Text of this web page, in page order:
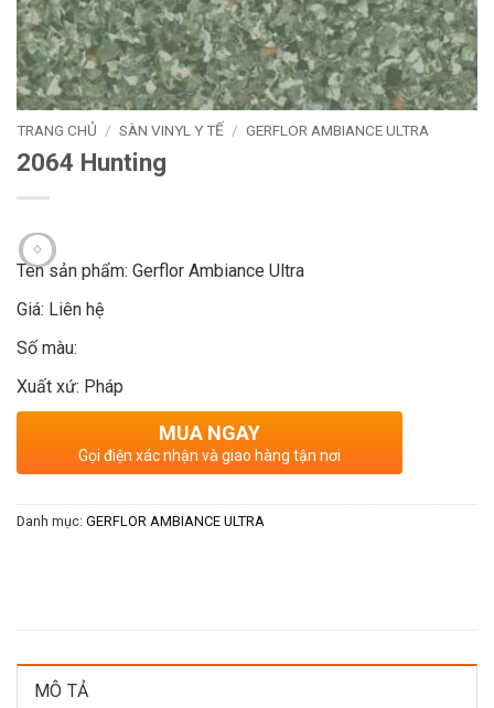
TRANG CHỦ / SÀN VINYL Y TẾ / GERFLOR AMBIANCE ULTRA
2064 Hunting
Tên sản phẩm: Gerflor Ambiance Ultra
Giá: Liên hệ
Số màu:
Xuất xứ: Pháp
MUA NGAY
Gọi điện xác nhận và giao hàng tận nơi
Danh mục: GERFLOR AMBIANCE ULTRA
MÔ TẢ